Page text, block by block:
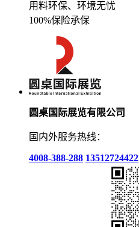
用料环保、环境无忧
100%保险承保
圆桌国际展览有限公司
国内外服务热线：
4008-388-288 13512724422